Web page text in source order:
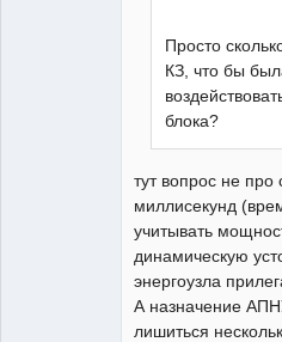
Просто
КЗ, что бы
блока?
тут вопрос не про
миллисекунд
учитывать
динамическую
энергоузла
А назначение
лишиться